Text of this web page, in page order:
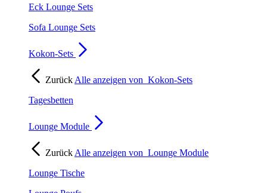
Eck Lounge Sets
Sofa Lounge Sets
Kokon-Sets
Zurück Alle anzeigen von Kokon-Sets
Tagesbetten
Lounge Module
Zurück Alle anzeigen von Lounge Module
Lounge Tische